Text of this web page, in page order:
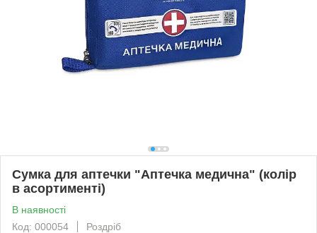
Сумка для аптечки "Аптечка медична" (колір
в асортименті)
В наявності
Код: 000054
Роздріб